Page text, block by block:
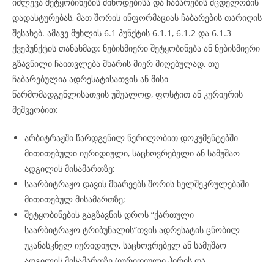
დადასტურებას, მათ შორის ინფორმაციას ჩაბარების თარიღის
შესახებ. ამავე მუხლის 6.1 პუნქტის 6.1.1, 6.1.2 და 6.1.3
ქვეპუნქტის თანახმად: ნებისმიერი შეტყობინება ან ნებისმიერი
გზავნილი ჩაითვლება მხარის მიერ მიღებულად, თუ
ჩაბარებულია ადრესატისათვის ან მისი
წარმომადგენლისათვის უშუალოდ, ფოსტით ან კურიერის
მეშვეობით:
არბიტრაჟში წარდგენილ წერილობით დოკუმენტებში
მითითებული იურიდიული, საცხოვრებელი ან სამუშაო
ადგილის მისამართზე;
საარბიტრაჟო დავის მხარეებს შორის ხელშეკრულებაში
მითითებულ მისამართზე;
შეტყობინების გაგზავნის დროს “ქართული
საარბიტრაჟო ტრიბუნალის”თვის ადრესატის ცნობილ
უკანასკნელ იურიდიულ, საცხოვრებელ ან სამუშაო